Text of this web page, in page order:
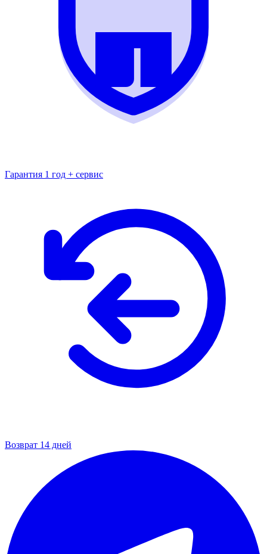
Гарантия 1 год + сервис
Возврат 14 дней